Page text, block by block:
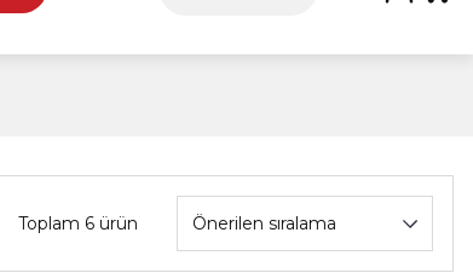
Toplam 6 ürün